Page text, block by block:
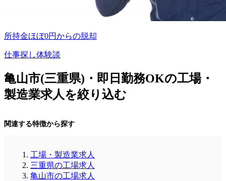
所持金ほぼ0円からの脱却
仕事探し体験談
亀山市(三重県)・即日勤務OKの工場・
製造業求人を絞り込む
関連する特徴から探す
工場・製造業求人
三重県の工場求人
亀山市の工場求人